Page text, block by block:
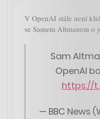
V OpenAI stále není
se Samem Altmanem o
Sam
OpenAI
https://
— BBC News